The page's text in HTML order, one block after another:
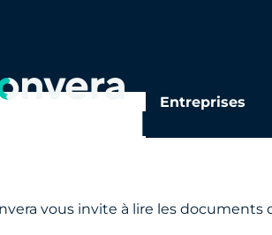
Entreprises
vous invite à lire les